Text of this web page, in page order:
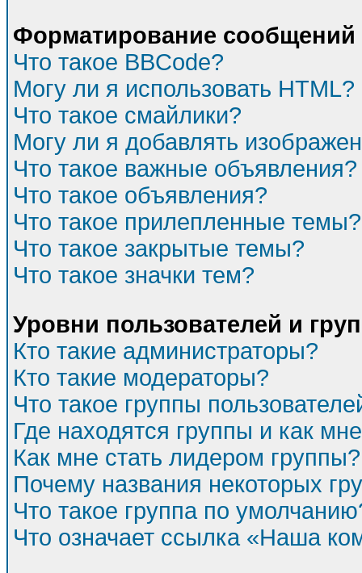
Форматирование
Что такое BBCode?
Могу ли я использовать HTML?
Что такое смайлики?
Могу ли я добавлять
Что такое важные объявления?
Что такое объявления?
Что такое прилепленные темы?
Что такое закрытые темы?
Что такое значки тем?
Уровни пользователей и
Кто такие администраторы?
Кто такие модераторы?
Что такое группы
Где находятся группы и как
Как мне стать лидером группы?
Почему названия некоторых
Что такое группа по
Что означает ссылка «Наша